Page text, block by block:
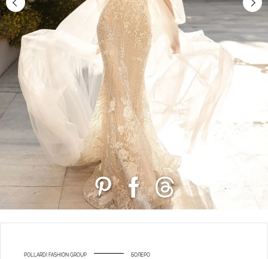
POLLARDI FASHION GROUP БОЛЕРО